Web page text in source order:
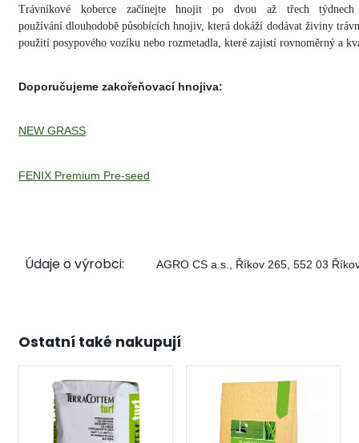
Trávníkové koberce začínejte hnojit po dvou až třech
používání dlouhodobě působících hnojiv, která dokáží dodávat živiny
použití posypového vozíku nebo rozmetadla, které zajistí rovnoměrný a
Doporučujeme zakořeňovací hnojiva:
NEW GRASS
FENIX Premium Pre-seed
Údaje o výrobci: AGRO CS a.s., Říkov 265, 552 03
Ostatní také nakupují